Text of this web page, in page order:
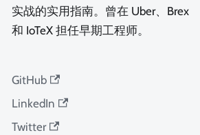
实战的实用指南。曾在 Uber、Brex
和 IoTeX 担任早期工程师。
GitHub
LinkedIn
Twitter